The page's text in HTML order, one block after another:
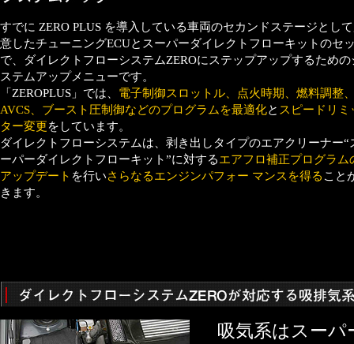
すでに ZERO PLUS を導入している車両のセカンドステージとし
意したチューニングECUとスーパーダイレクトフローキットのセ
で、ダイレクトフローシステムZEROにステップアップするための
ステムアップメニューです。
「ZEROPLUS」では、 電子制御スロットル、点火時期、燃料調整
AVCS、ブースト圧制御などのプログラムを最適化と スピードリミ
ター変更をしています。
ダイレクトフローシステムは、剥き出しタイプのエアクリーナー“
ーパーダイレクトフローキット”に対するエアフロ補正プログラム
アップデート を行いさらなるエンジンパフォー マンスを得る こと
きます。
吸気系はスー